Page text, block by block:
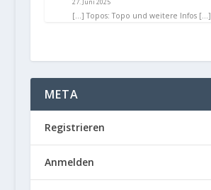
[…] Topos: Topo und weitere Infos […]
META
Registrieren
Anmelden